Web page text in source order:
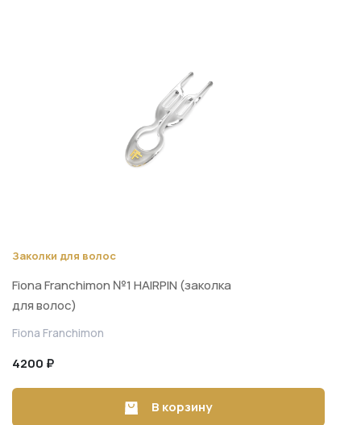
Заколки для волос
Fiona Franchimon №1 HAIRPIN (заколка
для волос)
Fiona Franchimon
4200 ₽
В корзину